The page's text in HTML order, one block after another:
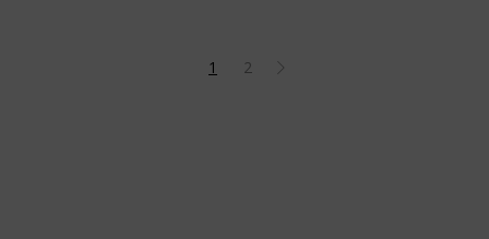
1 2